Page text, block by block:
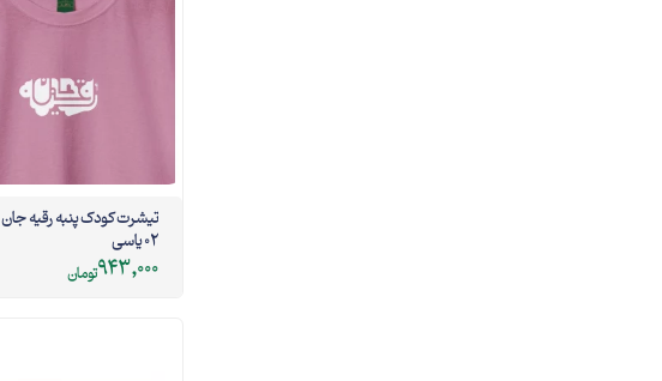
تیشرت کودک پنبه رقیه جان
02 یاسی
943,000تومان